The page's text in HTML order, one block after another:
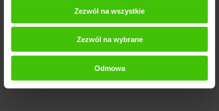
Zezwól na wszystkie
Zezwól na wybrane
Odmowa